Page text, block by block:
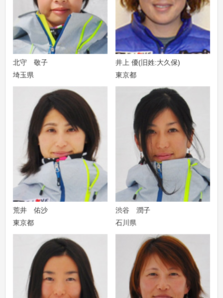
北守 敬子
埼玉県
井上 優(旧姓:大久保)
東京都
荒井 佑沙
東京都
渋谷 潤子
石川県